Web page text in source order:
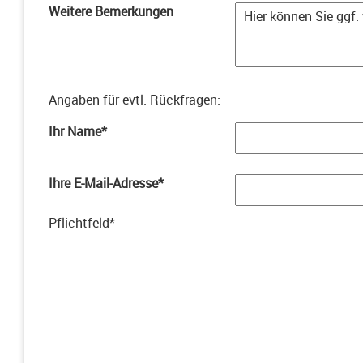
Weitere Bemerkungen
Angaben für evtl. Rückfragen:
Ihr Name*
Ihre E-Mail-Adresse*
Pflichtfeld*